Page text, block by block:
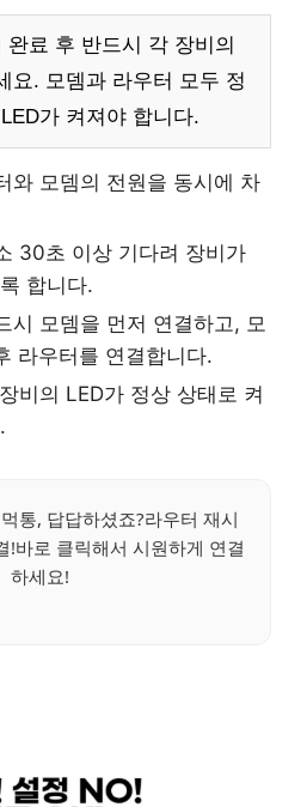
완료 후 반드시 각 장비의
요. 모뎀과 라우터 모두 정
가 켜져야 합니다.
와 모뎀의 전원을 동시에 차
30초 이상 기다려 장비가
합니다.
시 모뎀을 먼저 연결하고, 모
라우터를 연결합니다.
비의 LED가 정상 상태로 켜
통, 답답하셨죠?라우터 재시
!바로 클릭해서 시원하게 연결
하세요!